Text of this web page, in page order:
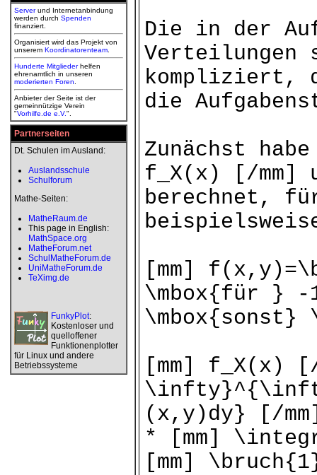
Serverund Internetanbindung
werden durch Spenden
finanziert.
Organisiert wird das Projekt von
unserem Koordinatorenteam
Hunderte Mitgliederhelfen
ehrenamtlich in unseren
moderierten Foren
Anbieter der Seite ist der
gemeinnützige Verein
"Vorhilfe.de e.V.".
Partnerseiten
Dt. Schulen im Ausland:
Auslandsschule
Schulforum
Mathe-Seiten:
MatheRaum.de
This page in English:
MathSpace.org
MatheForum.net
SchulMatheForum.de
UniMatheForum.de
TeXimg.de
FunkyPlot:
Kostenloser und
quelloffener
Funktionenplotter
für Linux und andere
Betriebssysteme
Die in der
kompliziert,
die
Zunächst
f_X(x) [/mm]
berechnet,
[mm]
\mbox{für }
\mbox{sonst}
[mm] f_X(x)
(x,y)dy} [/
* [mm]
[mm]